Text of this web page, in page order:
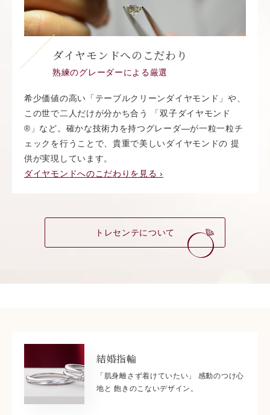
ダイヤモンドへのこだわり
熟練のグレーダーによる厳選
希少価値の高い「テーブルクリーンダイヤモンド」や、
この世で二人だけが分かち合う 「双子ダイヤモンド
®︎」など。確かな技術力を持つグレーダ―が一粒一粒チ
ェックを行うことで、貴重で美しいダイヤモンドの 提
供が実現しています。
ダイヤモンドへのこだわりを見る ›
トレセンテについて
結婚指輪
「肌身離さず着けていたい」 感動のつけ心
地と 飽きのこないデザイン。